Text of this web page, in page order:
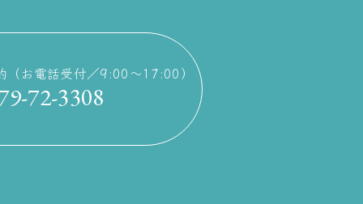
（お電話受付／9:00〜17:00）
72-3308